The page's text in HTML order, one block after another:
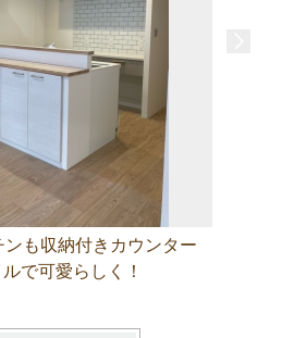
も収納付きカウンター
で可愛らしく！